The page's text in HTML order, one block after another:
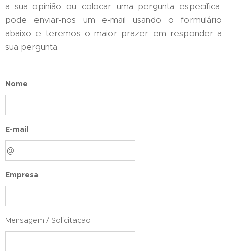
a sua opinião ou colocar uma pergunta específica,
pode enviar-nos um e-mail usando o formulário
abaixo e teremos o maior prazer em responder a
sua pergunta.
Nome
E-mail
Empresa
Mensagem / Solicitação